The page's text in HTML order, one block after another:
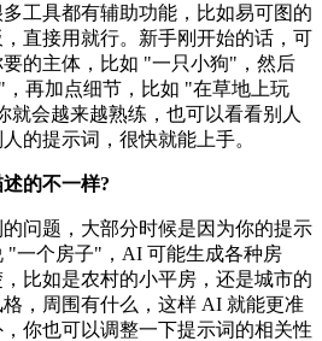
工具都有辅助功能，比如易可图的
直接用就行。新手刚开始的话，可
的主体，比如 "一只小狗"，然后
再加点细节，比如 "在草地上玩
就会越来越熟练，也可以看看别人
的提示词，很快就能上手。
的不一样?
问题，大部分时候是因为你的提示
"一个房子"，AI 可能生成各种房
比如是农村的小平房，还是城市的
，周围有什么，这样 AI 就能更准
你也可以调整一下提示词的相关性